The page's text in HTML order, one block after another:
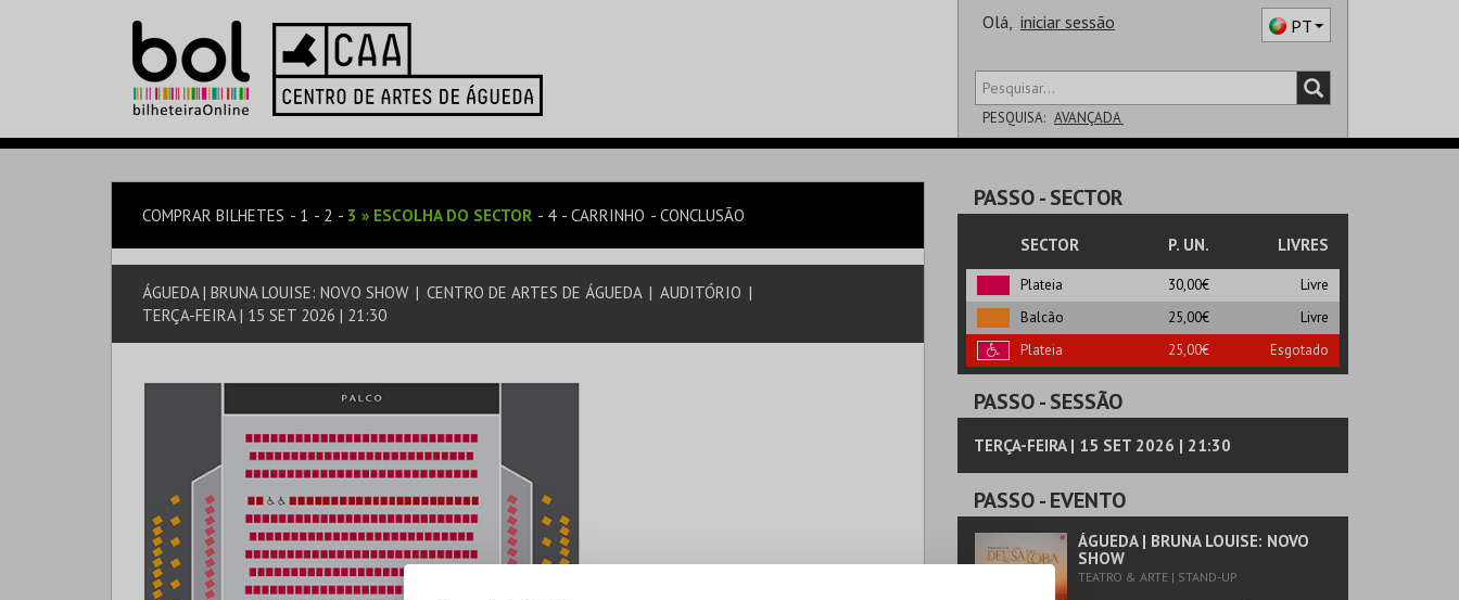
Olá, iniciar sessão PT
PESQUISA: AVANÇADA
COMPRAR BILHETES 1 2 3 » ESCOLHA DO SECTOR 4 CARRINHO CONCLUSÃO
ÁGUEDA | BRUNA LOUISE: NOVO SHOW | CENTRO DE ARTES DE ÁGUEDA | AUDITÓRIO |
TERÇA-FEIRA | 15 SET 2026 | 21:30
PASSO- SECTOR
SECTOR P. UN. LIVRES
Plateia 30,00€
Livre
Balcão
25,00€
Livre
Plateia
25,00€ Esgotado
PASSO- SESSÃO
TERÇA-FEIRA | 15 SET 2026 | 21:30
PASSO- EVENTO
ÁGUEDA | BRUNA LOUISE: NOVO
SHOW
TEATRO & ARTE | STAND-UP